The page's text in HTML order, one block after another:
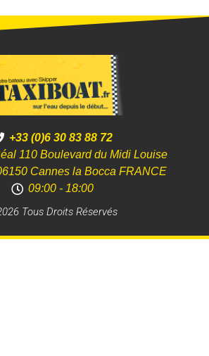
+33 (0)6 30 83 88 72
110 Boulevard du Midi Louise
Cannes la Bocca FRANCE
09:00 - 18:00
Tous Droits Réservés